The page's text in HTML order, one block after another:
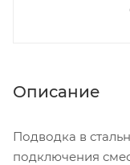
Описание
Подводка в
подключения